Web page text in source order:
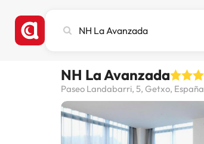
ciudad,
destino
NH La Avanzada
Paseo Landabarri, 5, Getxo, España